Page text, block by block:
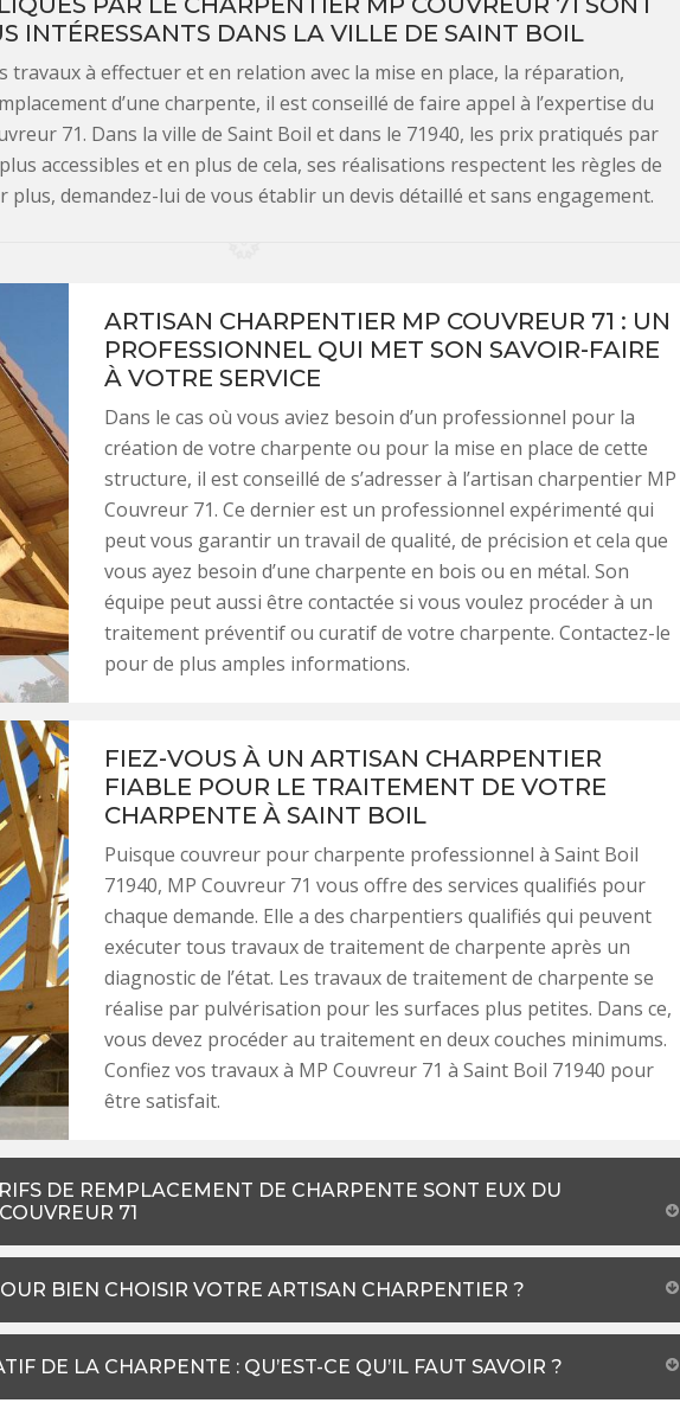
INTÉRESSANTS DANS LA VILLE DE SAINT BOIL
travaux à effectuer et en relation avec la mise en place, la réparation,
d’une charpente, il est conseillé de faire appel à l’expertise du
71. Dans la ville de Saint Boil et dans le 71940, les prix pratiqués par
accessibles et en plus de cela, ses réalisations respectent les règles de
plus, demandez-lui de vous établir un devis détaillé et sans engagement.
ARTISAN CHARPENTIER MP COUVREUR 71 : UN
PROFESSIONNEL QUI MET SON SAVOIR-FAIRE
À VOTRE SERVICE
Dans le cas où vous aviez besoin d’un professionnel pour la
création de votre charpente ou pour la mise en place de cette
structure, il est conseillé de s’adresser à l’artisan charpentier MP
Couvreur 71. Ce dernier est un professionnel expérimenté qui
peut vous garantir un travail de qualité, de précision et cela que
vous ayez besoin d’une charpente en bois ou en métal. Son
équipe peut aussi être contactée si vous voulez procéder à un
traitement préventif ou curatif de votre charpente. Contactez-le
pour de plus amples informations.
FIEZ-VOUS À UN ARTISAN CHARPENTIER
FIABLE POUR LE TRAITEMENT DE VOTRE
CHARPENTE À SAINT BOIL
Puisque couvreur pour charpente professionnel à Saint Boil
71940, MP Couvreur 71 vous offre des services qualifiés pour
chaque demande. Elle a des charpentiers qualifiés qui peuvent
exécuter tous travaux de traitement de charpente après un
diagnostic de l’état. Les travaux de traitement de charpente se
réalise par pulvérisation pour les surfaces plus petites. Dans ce,
vous devez procéder au traitement en deux couches minimums.
Confiez vos travaux à MP Couvreur 71 à Saint Boil 71940 pour
être satisfait.
DE REMPLACEMENT DE CHARPENTE SONT EUX DU
71
BIEN CHOISIR VOTRE ARTISAN CHARPENTIER ?
DE LA CHARPENTE : QU’EST-CE QU’IL FAUT SAVOIR ?